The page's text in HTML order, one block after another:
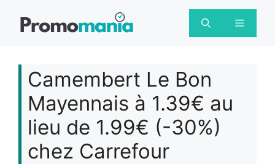
Menu
Camembert Le Bon
Mayennais à 1.39€ au
lieu de 1.99€ (-30%)
chez Carrefour